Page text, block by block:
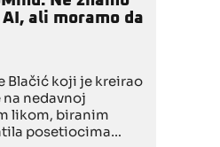
ali moramo da
Blačić koji je kreirao
na nedavnoj
likom, biranim
posetiocima